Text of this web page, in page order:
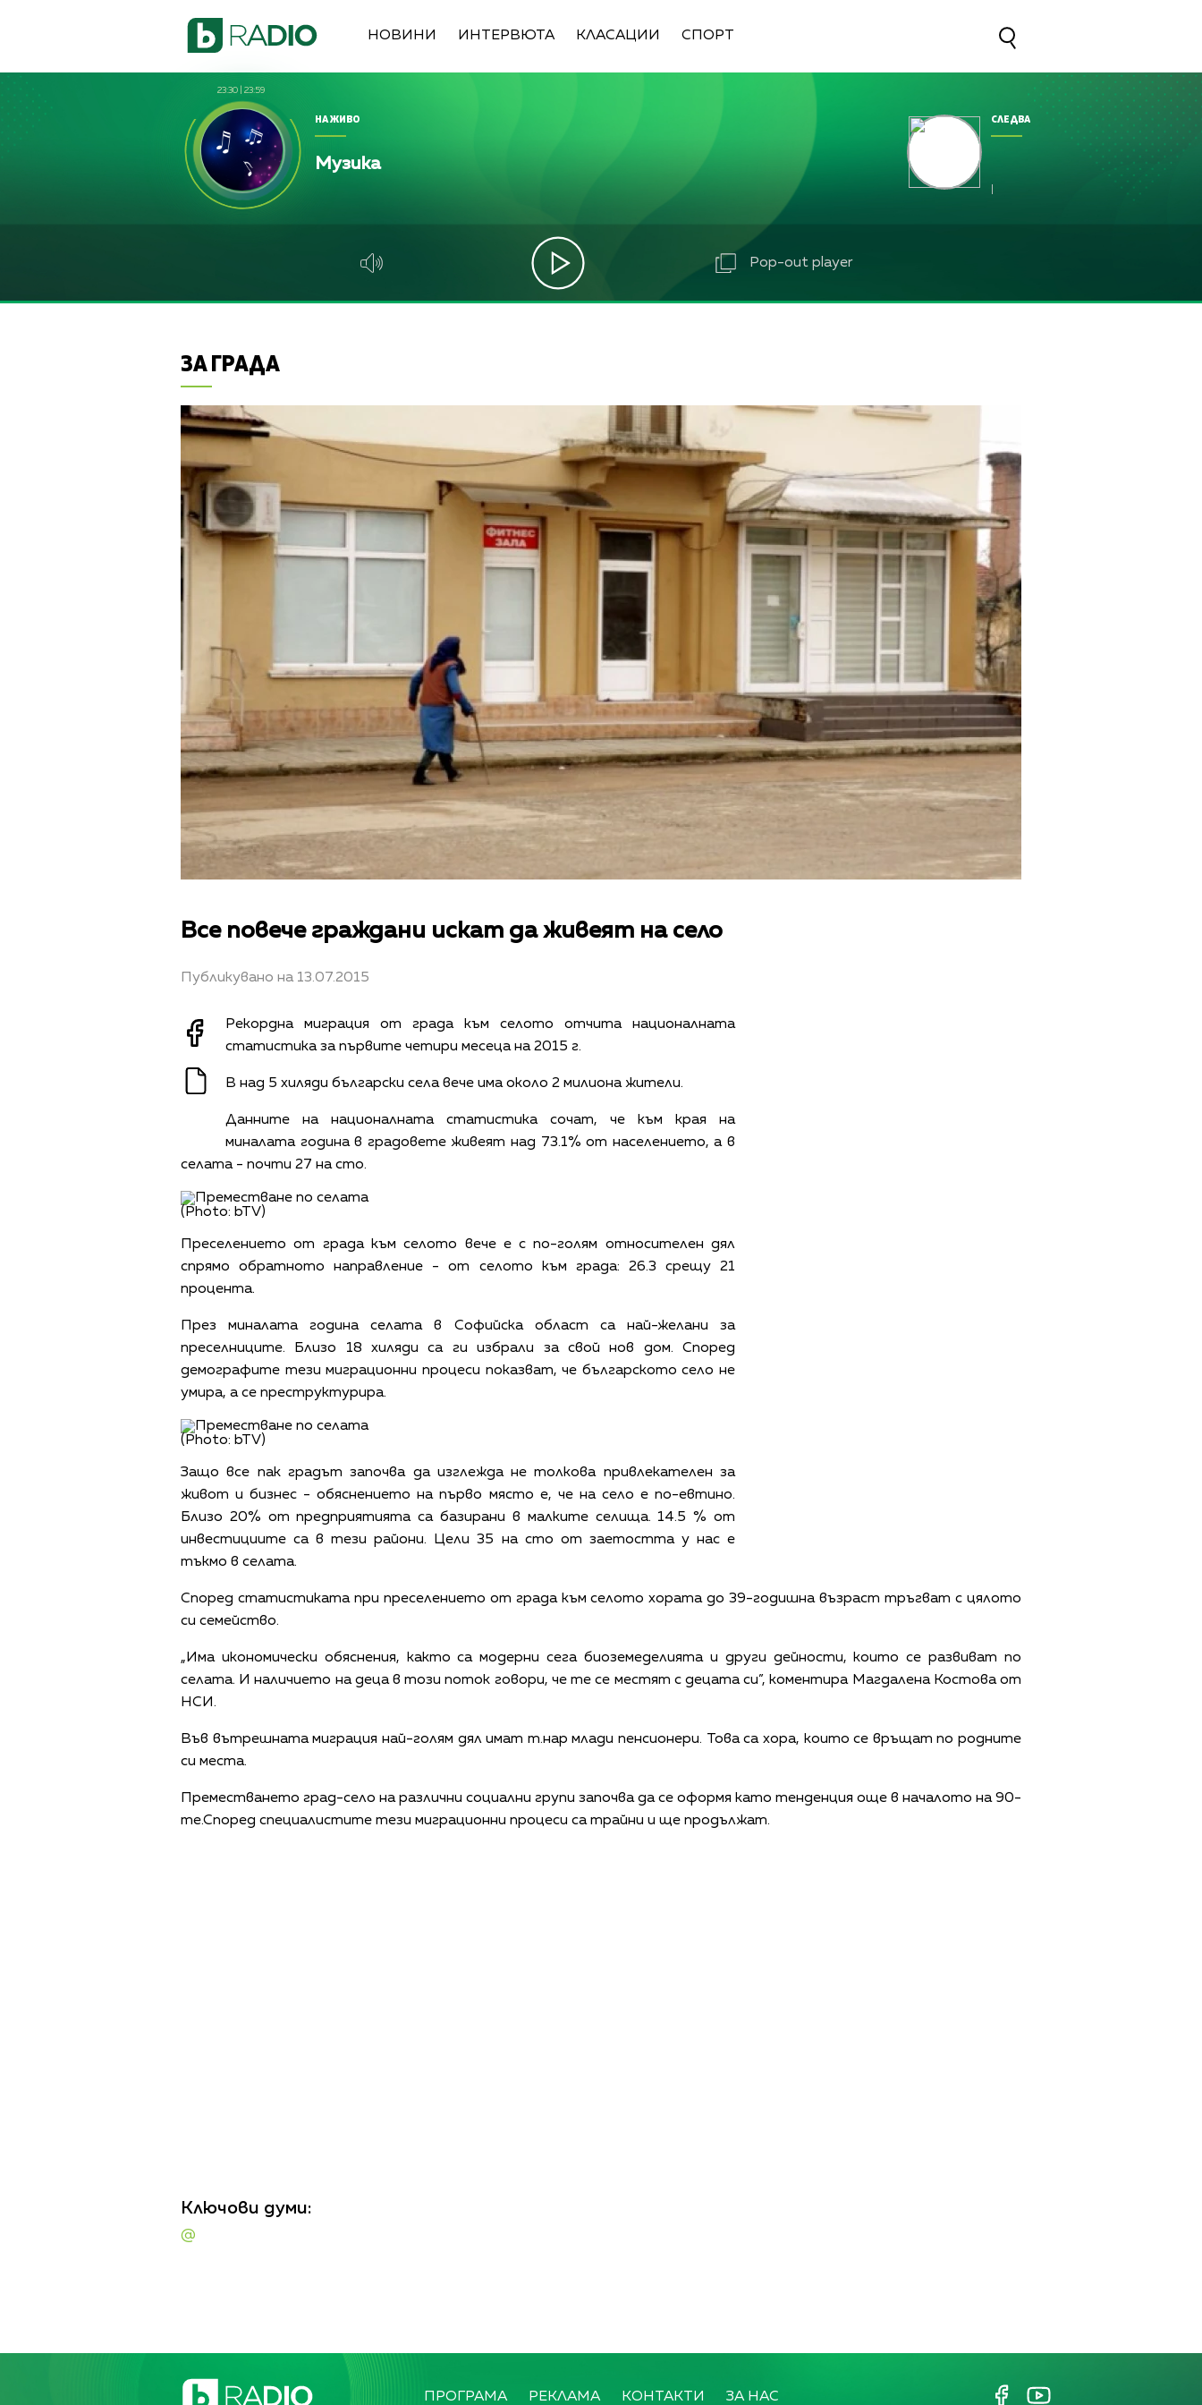
НОВИНИ ИНТЕРВЮТА КЛАСАЦИИ СПОРТ
23:30 23:59
НА ЖИВО
Музика
СЛЕДВА
Pop-out player
ЗА ГРАДА
Все повече граждани искат да живеят на село
Публикувано на 13.07.2015
Рекордна миграция от града към селото отчита националната
статистика за първите четири месеца на 2015 г.
В над 5 хиляди български села вече има около 2 милиона жители.
Данните на националната статистика сочат, че към края на
миналата година в градовете живеят над 73.1% от населението, а в
селата - почти 27 на сто.
(Photo: bTV)
Преселението от града към селото вече е с по-голям относителен дял
спрямо обратното направление - от селото към града: 26.3 срещу 21
процента.
През миналата година селата в Софийска област са най-желани за
преселниците. Близо 18 хиляди са ги избрали за свой нов дом. Според
демографите тези миграционни процеси показват, че българското село не
умира, а се преструктурира.
(Photo: bTV)
Защо все пак градът започва да изглежда не толкова привлекателен за
живот и бизнес - обяснението на първо място е, че на село е по-евтино.
Близо 20% от предприятията са базирани в малките селища. 14.5 % от
инвестициите са в тези райони. Цели 35 на сто от заетостта у нас е
тъкмо в селата.
Според статистиката при преселението от града към селото хората до 39-годишна възраст тръгват с цялото
си семейство.
„Има икономически обяснения, както са модерни сега биоземеделията и други дейности, които се развиват по
селата. И наличието на деца в този поток говори, че те се местят с децата си”, коментира Магдалена Костова от
НСИ.
Във вътрешната миграция най-голям дял имат т.нар млади пенсионери. Това са хора, които се връщат по родните
си места.
Преместването град-село на различни социални групи започва да се оформя като тенденция още в началото на 90-
те.Според специалистите тези миграционни процеси са трайни и ще продължат.
Ключови думи:
@
ПРОГРАМА РЕКЛАМА КОНТАКТИ ЗА НАС